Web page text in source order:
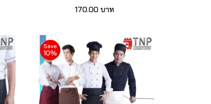
170.00 บาท
Save
10%